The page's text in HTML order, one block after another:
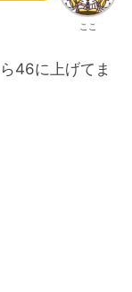
ここ
46に上げてま